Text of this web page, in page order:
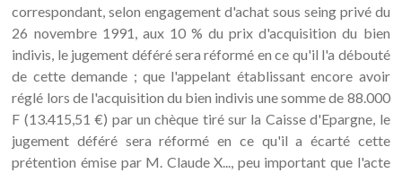
correspondant, selon engagement d'achat sous seing privé du
26 novembre 1991, aux 10 % du prix d'acquisition du bien
indivis, le jugement déféré sera réformé en ce qu'il l'a débouté
de cette demande ; que l'appelant établissant encore avoir
réglé lors de l'acquisition du bien indivis une somme de 88.000
F (13.415,51 €) par un chèque tiré sur la Caisse d'Epargne, le
jugement déféré sera réformé en ce qu'il a écarté cette
prétention émise par M. Claude X..., peu important que l'acte